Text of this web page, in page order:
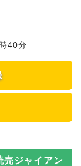
40分
売ジャイアン